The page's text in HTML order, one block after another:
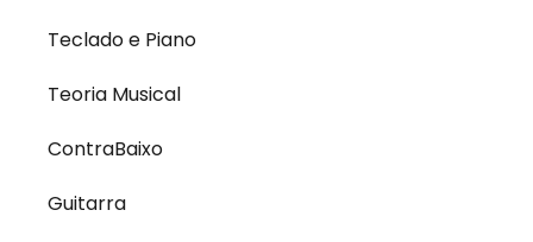
Teclado e Piano
Teoria Musical
ContraBaixo
Guitarra